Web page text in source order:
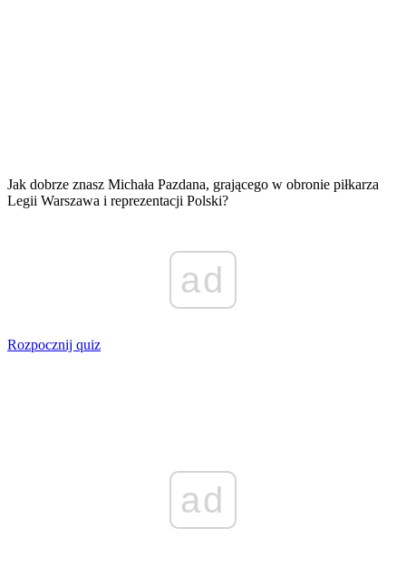
Jak dobrze znasz Michała Pazdana, grającego w obronie piłkarza
Legii Warszawa i reprezentacji Polski?
ad
Rozpocznij quiz
ad